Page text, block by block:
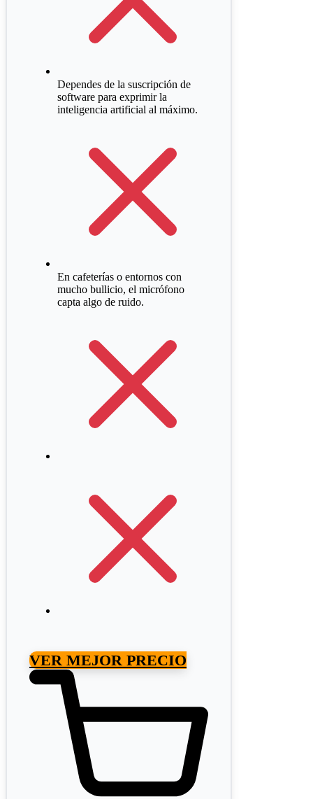
Dependes de la suscripción de
software para exprimir la
inteligencia artificial al máximo.
En cafeterías o entornos con
mucho bullicio, el micrófono
capta algo de ruido.
VER MEJOR PRECIO